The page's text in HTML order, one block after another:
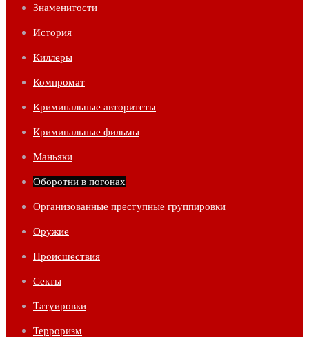
Знаменитости
История
Киллеры
Компромат
Криминальные авторитеты
Криминальные фильмы
Маньяки
Оборотни в погонах
Организованные преступные группировки
Оружие
Происшествия
Секты
Татуировки
Терроризм